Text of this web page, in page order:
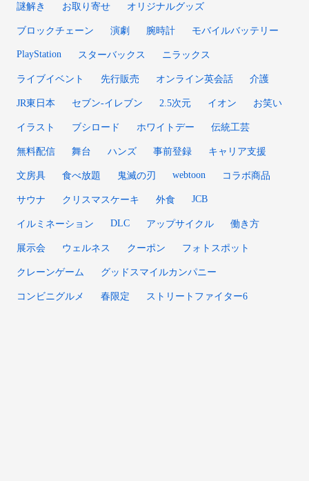
謎解き お取り寄せ オリジナルグッズ
ブロックチェーン 演劇 腕時計 モバイルバッテリー
PlayStation スターバックス ニラックス
ライブイベント 先行販売 オンライン英会話 介護
JR東日本 セブン-イレブン 2.5次元 イオン お笑い
イラスト ブシロード ホワイトデー 伝統工芸
無料配信 舞台 ハンズ 事前登録 キャリア支援
文房具 食べ放題 鬼滅の刃 webtoon コラボ商品
サウナ クリスマスケーキ 外食 JCB
イルミネーション DLC アップサイクル 働き方
展示会 ウェルネス クーポン フォトスポット
クレーンゲーム グッドスマイルカンパニー
コンビニグルメ 春限定 ストリートファイター6